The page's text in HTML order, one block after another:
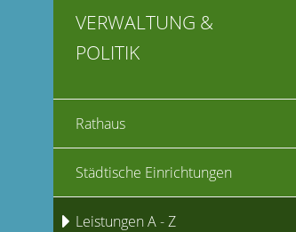
VERWALTUNG &
POLITIK
Rathaus
Städtische Einrichtungen
Leistungen A - Z